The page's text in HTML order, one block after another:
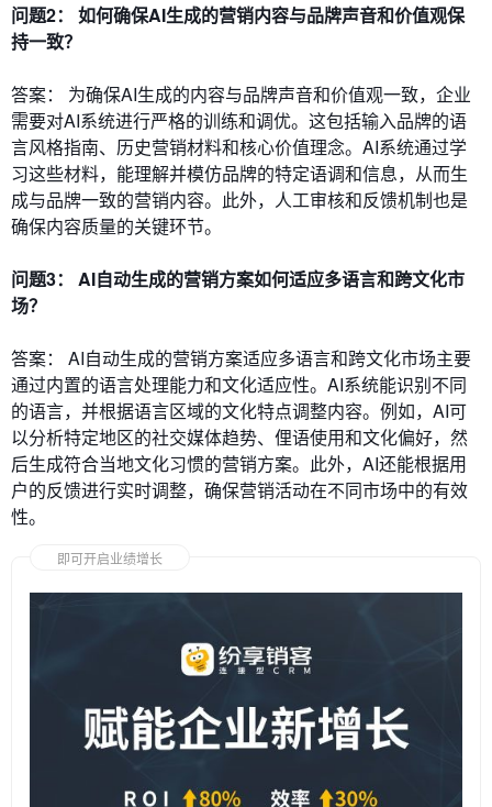
问题2： 如何确保AI生成的营销内容与品牌声音和价值观保
持一致？
答案： 为确保AI生成的内容与品牌声音和价值观一致，企业
需要对AI系统进行严格的训练和调优。这包括输入品牌的语
言风格指南、历史营销材料和核心价值理念。AI系统通过学
习这些材料，能理解并模仿品牌的特定语调和信息，从而生
成与品牌一致的营销内容。此外，人工审核和反馈机制也是
确保内容质量的关键环节。
问题3： AI自动生成的营销方案如何适应多语言和跨文化市
场？
答案： AI自动生成的营销方案适应多语言和跨文化市场主要
通过内置的语言处理能力和文化适应性。AI系统能识别不同
的语言，并根据语言区域的文化特点调整内容。例如，AI可
以分析特定地区的社交媒体趋势、俚语使用和文化偏好，然
后生成符合当地文化习惯的营销方案。此外，AI还能根据用
户的反馈进行实时调整，确保营销活动在不同市场中的有效
性。
即可开启业绩增长